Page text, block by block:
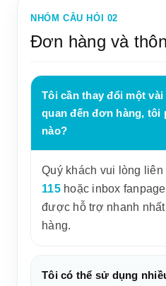
NHÓM CÂU HỎI 02
Đơn hàng và
Tôi cần thay đổi một
quan đến đơn hàng, tôi
nào?
Quý khách vui lòng
115hoặc inbox
được hỗ trợ nhanh
hàng.
Tôi có thể sử dụng